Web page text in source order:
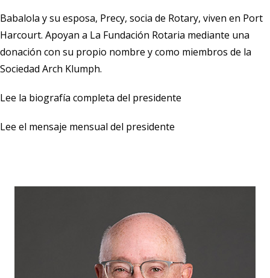
Babalola y su esposa, Precy, socia de Rotary, viven en Port
Harcourt. Apoyan a La Fundación Rotaria mediante una
donación con su propio nombre y como miembros de la
Sociedad Arch Klumph.
Lee la biografía completa del presidente
Lee el mensaje mensual del presidente